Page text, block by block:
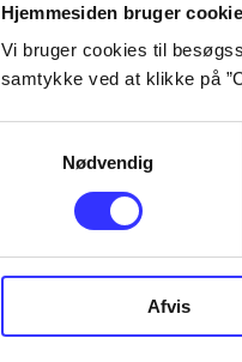
Hjemmesiden bruger
Vi bruger cookies til
samtykke ved at klikke på
Nødvendig
Afvis
...
...
...